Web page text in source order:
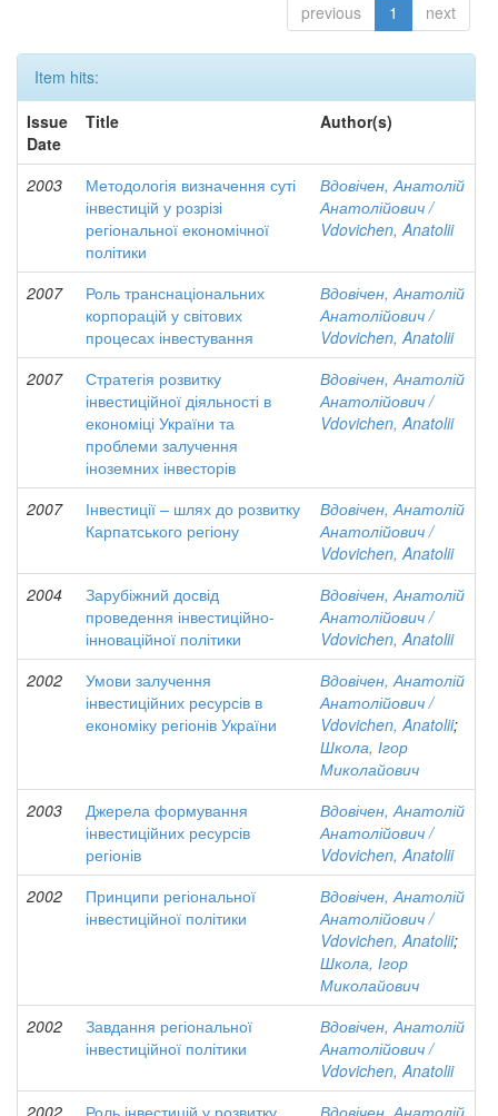
previous 1 next
Item hits:
Issue
Date
Title Author(s)
2003
Методологія визначення суті
інвестицій у розрізі
регіональної економічної
політики
Вдовічен, Анатолій
Анатолійович /
Vdovichen, Anatolii
2007
Роль транснаціональних
корпорацій у світових
процесах інвестування
Вдовічен, Анатолій
Анатолійович /
Vdovichen, Anatolii
2007
Стратегія розвитку
інвестиційної діяльності в
економіці України та
проблеми залучення
іноземних інвесторів
Вдовічен, Анатолій
Анатолійович /
Vdovichen, Anatolii
2007
Інвестиції – шлях до розвитку
Карпатського регіону
Вдовічен, Анатолій
Анатолійович /
Vdovichen, Anatolii
2004
Зарубіжний досвід
проведення інвестиційно-
інноваційної політики
Вдовічен, Анатолій
Анатолійович /
Vdovichen, Anatolii
2002
Умови залучення
інвестиційних ресурсів в
економіку регіонів України
Вдовічен, Анатолій
Анатолійович /
Vdovichen, Anatolii;
Школа, Ігор
Миколайович
2003
Джерела формування
інвестиційних ресурсів
регіонів
Вдовічен, Анатолій
Анатолійович /
Vdovichen, Anatolii
2002
Принципи регіональної
інвестиційної політики
Вдовічен, Анатолій
Анатолійович /
Vdovichen, Anatolii;
Школа, Ігор
Миколайович
2002
Завдання регіональної
інвестиційної політики
Вдовічен, Анатолій
Анатолійович /
Vdovichen, Anatolii
2002
Роль інвестицій у розвитку
Вдовічен, Анатолій